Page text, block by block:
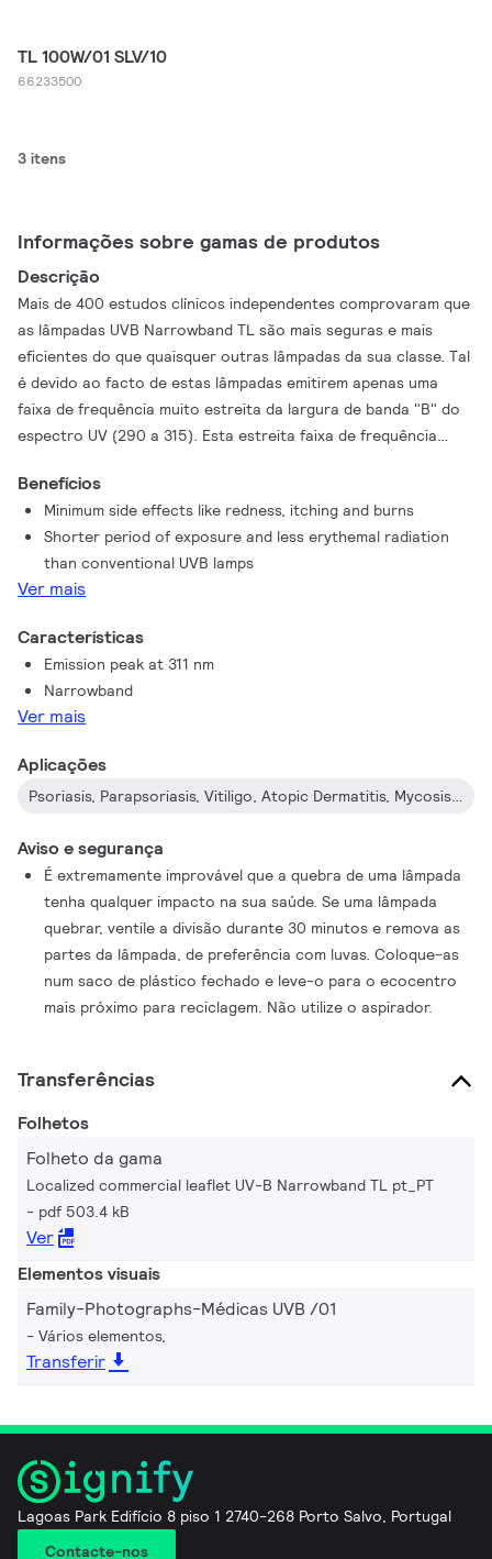
TL 100W/01 SLV/10
66233500
3 itens
Informações sobre gamas de produtos
Descrição
Mais de 400 estudos clínicos independentes comprovaram que
as lâmpadas UVB Narrowband TL são mais seguras e mais
eficientes do que quaisquer outras lâmpadas da sua classe. Tal
é devido ao facto de estas lâmpadas emitirem apenas uma
faixa de frequência muito estreita da largura de banda "B" do
espectro UV (290 a 315). Esta estreita faixa de frequência
faixa de frequência mais eficaz para o tratamento da psoríase.
Isto significa que o tratamento é muito mais localizado e os
tempos de exposição são muito mais reduzidos. Por seu lado,
isto leva a uma redução dos efeitos secundários, como a
vermelhidão e a comichão na pele. All of this makes them ideal
parapsoriasis, vitiligo, atopic dermatitis, and mycosis fungoides.
What’s more, because the overall dosage of this narrowband
radiation can be closely controlled, these lamps are suitable
for home therapy.
Benefícios
Minimum side effects like redness, itching and burns
Shorter period of exposure and less erythemal radiation
than conventional UVB lamps
Ver mais
Características
Emission peak at 311 nm
Narrowband
Ver mais
Aplicações
Psoriasis, Parapsoriasis, Vitiligo, Atopic Dermatitis, Mycosis fungoides, Other skin diseases
Aviso e segurança
É extremamente improvável que a quebra de uma lâmpada
tenha qualquer impacto na sua saúde. Se uma lâmpada
quebrar, ventile a divisão durante 30 minutos e remova as
partes da lâmpada, de preferência com luvas. Coloque-as
num saco de plástico fechado e leve-o para o ecocentro
mais próximo para reciclagem. Não utilize o aspirador.
Transferências
Folhetos
Folheto da gama
Localized commercial leaflet UV-B Narrowband TL pt_PT
pdf 503.4 kB
Ver
Elementos visuais
Family-Photographs-Médicas UVB /01
Vários elementos,
Transferir
Lagoas Park Edifício 8 piso 1 2740-268 Porto Salvo, Portugal
Contacte-nos